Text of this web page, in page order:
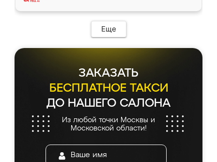
Еще
ЗАКАЗАТЬ
БЕСПЛАТНОЕ ТАКСИ
ДО НАШЕГО САЛОНА
Из любой точки Москвы и
Московской области!